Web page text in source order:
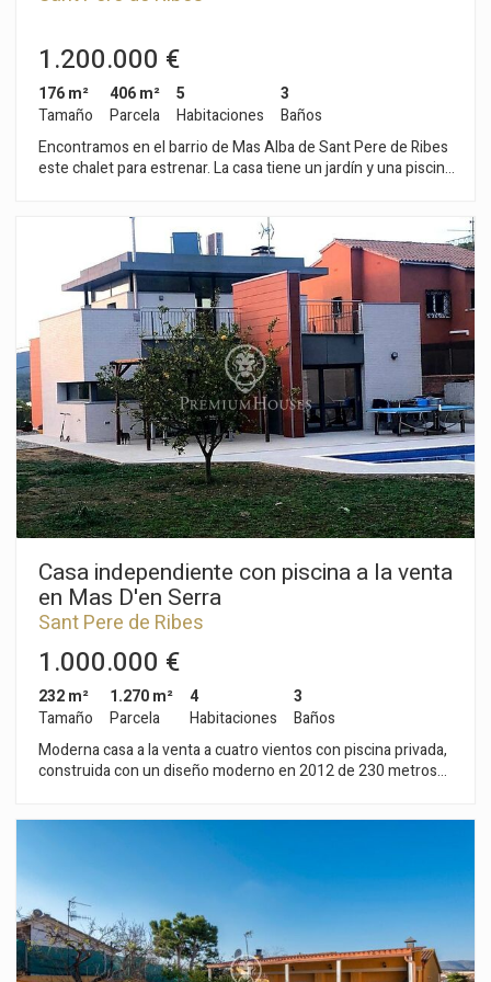
1.200.000 €
176 m²
Tamaño
406 m²
Parcela
5
Habitaciones
3
Baños
Encontramos en el barrio de Mas Alba de Sant Pere de Ribes
este chalet para estrenar. La casa tiene un jardín y una piscina
acceso al jardín y a la piscina. A continuación, hay una
habitación doble y un baño completo que da servicio a toda la
planta. En la primera planta se encuentra la zona de noche. Se
compone de una habitación en suite con su propio vestidor,
dos habitaciones dobles y un baño completo. La casa dispone
de un parking en el patio de entrada de la propiedad. La fecha
de entrega de la vivienda está prevista para el primer
trimestre del año 2025. La zona de Mas Alba se caracteriza
por encontrarse muy cerca del parque natural del Garraf y por
su gran tranquilidad. Todo ello sin renunciar a una muy buena
comunicación con Sitges y la autopista C-32 de acceso a
Barcelona y el aeropuerto del Prat.
Casa independiente con piscina a la venta
en Mas D'en Serra
Sant Pere de Ribes
1.000.000 €
232 m²
Tamaño
1.270 m²
Parcela
4
Habitaciones
3
Baños
Moderna casa a la venta a cuatro vientos con piscina privada,
construida con un diseño moderno en 2012 de 230 metros
acceder a la vivienda nos encontramos con un amplio salón
comedor comunicado con la cocina de diseño moderno y
vanguardista, ambas estancias tienen acceso directo al jardín
y a la piscina. En ésta misma planta se encuentran 3
habitaciones dobles, una de ellos con baño en suite, y otro